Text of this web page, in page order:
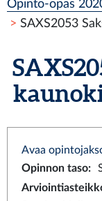
Opinto-opas
SAXS2053
Avaa
Opinnon taso: